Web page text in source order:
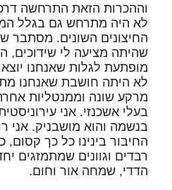
וההכרות הזאת התרחשה
לא היה מתרחש גם בגלל
החיצונים השונים. מסתבר
שהיתה מציעה לי שידוכים,
מופתעת לגלות שאנחנו
לא היתה חושבת שאנחנו
מרקע שונה וממנטליות
בעלי אשכנזי. אני
בנשמה והוא מושבניק. אני
החיבור בינינו כל כך קסום,
רבדים וגוונים שמתמזגים
הדדי, שמחה אור וחום.